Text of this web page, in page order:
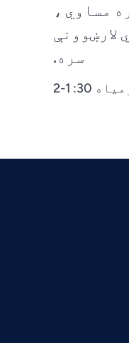
مساوي ،
لارښوونې
سره.
30: 1-2